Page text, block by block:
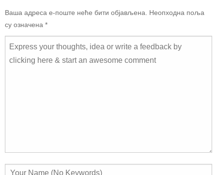
Ваша адреса е-поште неће бити објављена. Неопходна поља
су означена *